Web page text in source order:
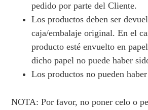
pedido por parte del Cliente.
Los productos deben ser
caja/embalaje original. En el
producto esté envuelto en
dicho papel no puede haber
Los productos no pueden
NOTA: Por favor, no poner celo o